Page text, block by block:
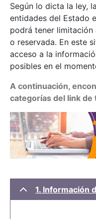
Según lo dicta la ley,
entidades del Estado
podrá tener
o reservada. En este
acceso a la
posibles en el
A continuación,
categorías del link de
1. Información